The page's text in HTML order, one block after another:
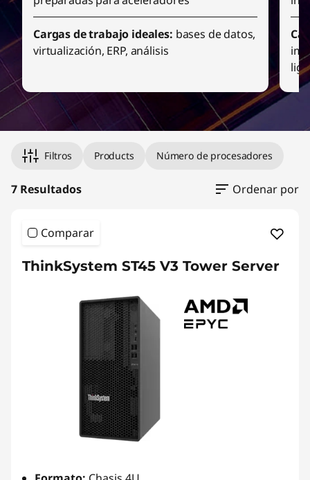
Cargas de trabajo ideales: bases de datos,
virtualización, ERP, análisis
t
e
f
Filtros Products Número de procesadores
7 Resultados Ordenar por
Comparar
ThinkSystem ST45 V3 Tower Server